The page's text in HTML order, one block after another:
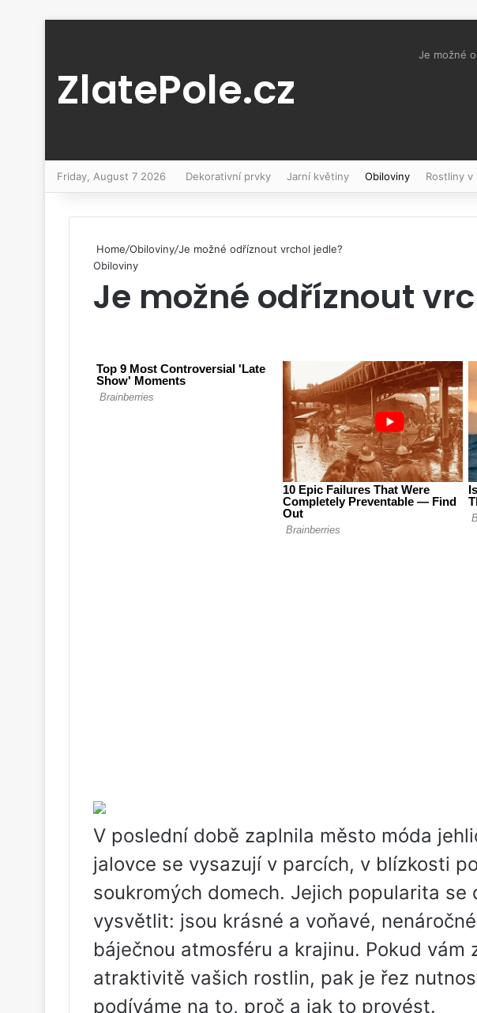
ZlatePole.cz
Je možné
Friday, August 7 2026 Dekorativní prvky Jarní květiny Obiloviny Rostliny v
Home/Obiloviny/Je možné odříznout vrchol jedle?
Obiloviny
Je možné odříznout
V poslední době zaplnila město móda
jalovce se vysazují v parcích, v blízkosti
soukromých domech. Jejich popularita se
vysvětlit: jsou krásné a voňavé,
báječnou atmosféru a krajinu. Pokud vám
atraktivitě vašich rostlin, pak je řez
podíváme na to, proč a jak to provést.